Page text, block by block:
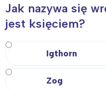
Jak nazywa się
jest księciem?
Igthorn
Zog